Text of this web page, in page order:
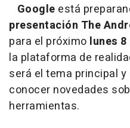
Google está
presentación The
para el próximo lunes
la plataforma de
será el tema principal
conocer novedades
herramientas.